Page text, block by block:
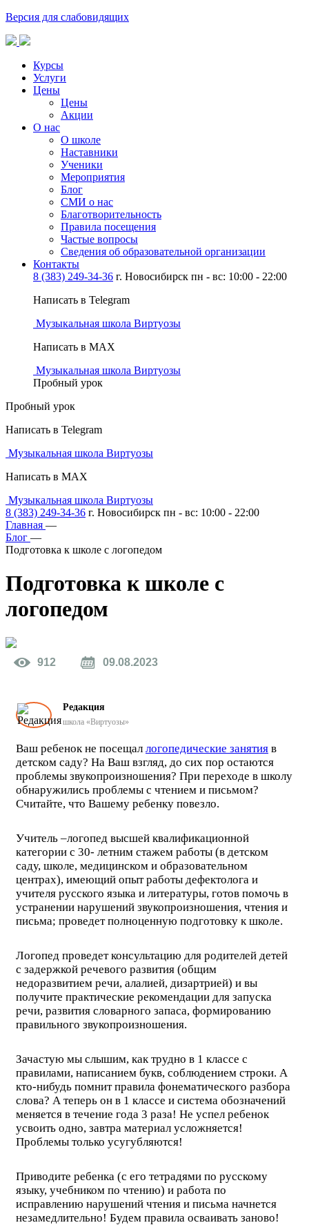
Версия для слабовидящих
Курсы
Услуги
Цены
Цены
Акции
О нас
О школе
Наставники
Ученики
Мероприятия
Блог
СМИ о нас
Благотворительность
Правила посещения
Частые вопросы
Сведения об образовательной организации
Контакты
8 (383) 249-34-36 г. Новосибирск пн - вс: 10:00 - 22:00
Написать в Telegram
Музыкальная школа Виртуозы
Написать в MAX
Музыкальная школа Виртуозы
Пробный урок
Пробный урок
Написать в Telegram
Музыкальная школа Виртуозы
Написать в MAX
Музыкальная школа Виртуозы
8 (383) 249-34-36 г. Новосибирск пн - вс: 10:00 - 22:00
Главная —
Блог —
Подготовка к школе с логопедом
Подготовка к школе с
логопедом
912 09.08.2023
Ваш ребенок не посещал логопедические занятия в
детском саду? На Ваш взгляд, до сих пор остаются
проблемы звукопроизношения? При переходе в школу
обнаружились проблемы с чтением и письмом?
Считайте, что Вашему ребенку повезло.
Учитель –логопед высшей квалификационной
категории с 30- летним стажем работы (в детском
саду, школе, медицинском и образовательном
центрах), имеющий опыт работы дефектолога и
учителя русского языка и литературы, готов помочь в
устранении нарушений звукопроизношения, чтения и
письма; проведет полноценную подготовку к школе.
Логопед проведет консультацию для родителей детей
с задержкой речевого развития (общим
недоразвитием речи, алалией, дизартрией) и вы
получите практические рекомендации для запуска
речи, развития словарного запаса, формированию
правильного звукопроизношения.
Зачастую мы слышим, как трудно в 1 классе с
правилами, написанием букв, соблюдением строки. А
кто-нибудь помнит правила фонематического разбора
слова? А теперь он в 1 классе и система обозначений
меняется в течение года 3 раза! Не успел ребенок
усвоить одно, завтра материал усложняется!
Проблемы только усугубляются!
Приводите ребенка (с его тетрадями по русскому
языку, учебником по чтению) и работа по
исправлению нарушений чтения и письма начнется
незамедлительно! Будем правила осваивать заново!
Редакция
школа «Виртуозы»